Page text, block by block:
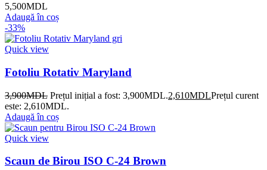
5,500MDL
Adaugă în coș
-33%
Quick view
Fotoliu Rotativ Maryland
3,900MDL Prețul inițial a fost: 3,900MDL.2,610MDLPrețul curent
este: 2,610MDL.
Adaugă în coș
Quick view
Scaun de Birou ISO C-24 Brown